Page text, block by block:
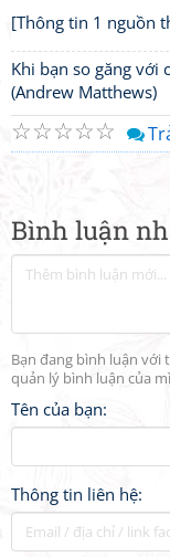
Bình luận
Bạn đang bình luận với
quản lý bình luận của
Tên của bạn:
Thông tin liên hệ:
[Thông tin 1 nguồn
Khi bạn so găng với
(Andrew Matthews)
☆
☆
☆
☆
☆